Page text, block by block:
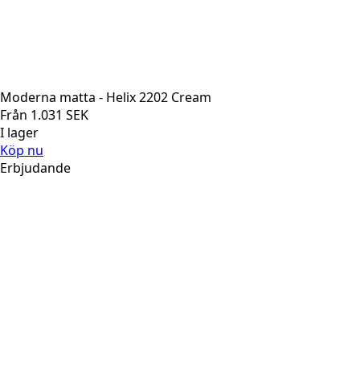
Moderna matta - Helix 2202 Cream
Från 1.031 SEK
I lager
Köp nu
Erbjudande